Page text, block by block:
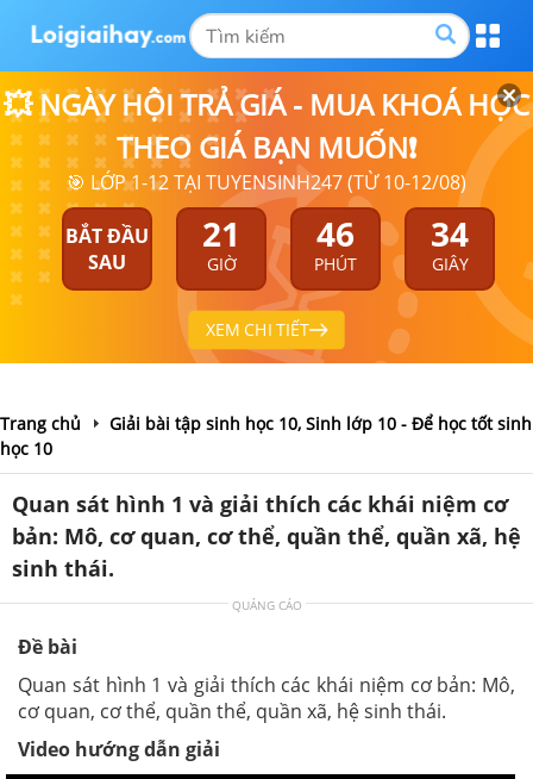
💥 NGÀY HỘI TRẢ GIÁ - MUA KHOÁ HỌC
THEO GIÁ BẠN MUỐN❗
🎯 LỚP 1-12 TẠI TUYENSINH247 (TỪ 10-12/08)
BẮT ĐẦU
SAU
21
GIỜ
46
PHÚT
34
GIÂY
XEM CHI TIẾT
Trang chủ
Giải bài tập sinh học 10, Sinh lớp 10 - Để học tốt sinh
học 10
Quan sát hình 1 và giải thích các khái niệm cơ
bản: Mô, cơ quan, cơ thể, quần thể, quần xã, hệ
sinh thái.
QUẢNG CÁO
Đề bài
Quan sát hình 1 và giải thích các khái niệm cơ bản: Mô,
cơ quan, cơ thể, quần thể, quần xã, hệ sinh thái.
Video hướng dẫn giải